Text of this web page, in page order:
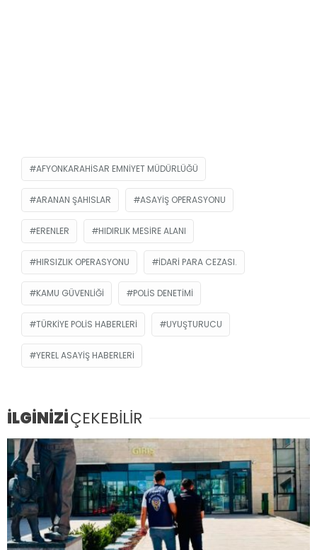
AFYONKARAHISAR EMNIYET MÜDÜRLÜĞÜ
ARANAN ŞAHISLAR ASAYIŞ OPERASYONU
ERENLER HIDIRLIK MESIRE ALANI
HIRSIZLIK OPERASYONU IDARI PARA CEZASI.
KAMU GÜVENLIĞI POLIS DENETIMI
TÜRKIYE POLIS HABERLERI UYUŞTURUCU
YEREL ASAYIŞ HABERLERI
İLGİNİZİÇEKEBİLİR